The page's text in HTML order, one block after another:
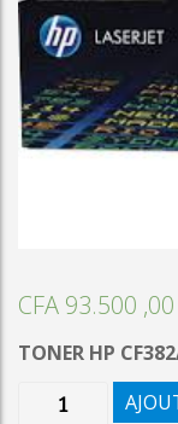
CFA 93.500 ,00
TONER HP
quantité